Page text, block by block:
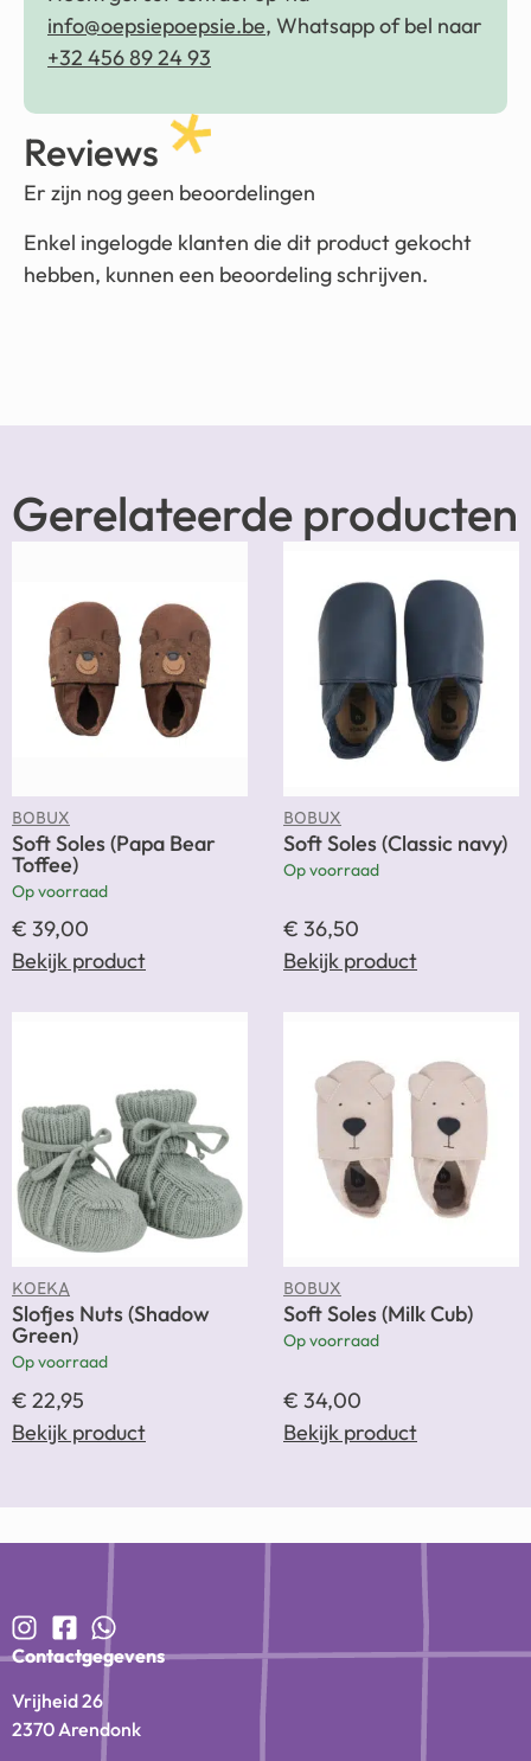
info@oepsiepoepsie.be, Whatsapp of bel naar
+32 456 89 24 93
Reviews
Er zijn nog geen beoordelingen
Enkel ingelogde klanten die dit product gekocht
hebben, kunnen een beoordeling schrijven.
Gerelateerde producten
BOBUX
Soft Soles (Papa Bear
Toffee)
Op voorraad
€ 39,00
Bekijk product
BOBUX
Soft Soles (Classic navy)
Op voorraad
€ 36,50
Bekijk product
KOEKA
Slofjes Nuts (Shadow
Green)
Op voorraad
€ 22,95
Bekijk product
BOBUX
Soft Soles (Milk Cub)
Op voorraad
€ 34,00
Bekijk product
Contactgegevens
Vrijheid 26
2370 Arendonk